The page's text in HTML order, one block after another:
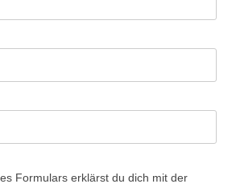
Formulars erklärst du dich mit der